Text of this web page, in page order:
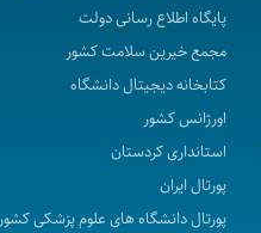
پایگاه اطلاع رسانی دولت
مجمع خیرین سلامت کشور
کتابخانه دیجیتال دانشگاه
اورژانس کشور
استانداری کردستان
پورتال ایران
پورتال دانشگاه های علوم پزشکی کشور